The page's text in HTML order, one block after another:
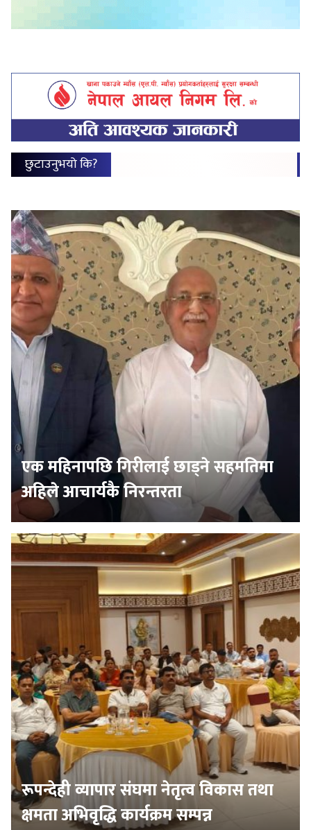
छुटाउनुभयो कि?
एक महिनापछि गिरीलाई छाड्ने सहमतिमा
अहिले आचार्यकै निरन्तरता
रूपन्देही व्यापार संघमा नेतृत्व विकास तथा
क्षमता अभिवृद्धि कार्यक्रम सम्पन्न